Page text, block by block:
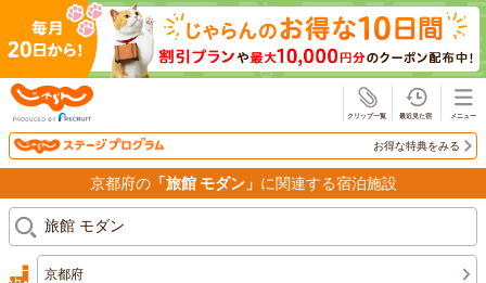
お得な特典をみる
京都府の「旅館 モダン」 に関連する宿泊施設
京都府